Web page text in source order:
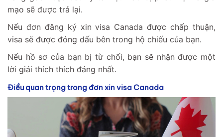
mạo sẽ được trả lại.
Nếu đơn đăng ký xin visa Canada được chấp thuận,
visa sẽ được đóng dấu bên trong hộ chiếu của bạn.
Nếu hồ sơ của bạn bị từ chối, bạn sẽ nhận được một
lời giải thích thích đáng nhất.
Điều quan trọng trong đơn xin visa Canada